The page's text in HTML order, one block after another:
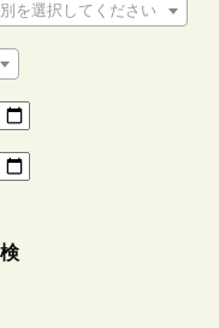
を選択してください
択してください